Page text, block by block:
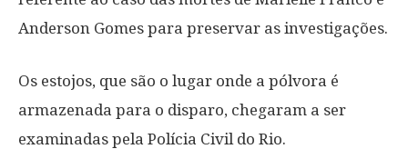
Anderson Gomes para preservar as investigações.
Os estojos, que são o lugar onde a pólvora é
armazenada para o disparo, chegaram a ser
examinadas pela Polícia Civil do Rio.